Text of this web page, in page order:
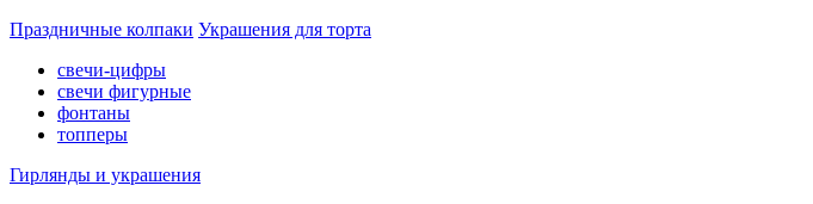
Праздничные колпаки Украшения для торта
свечи-цифры
свечи фигурные
фонтаны
топперы
Гирлянды и украшения